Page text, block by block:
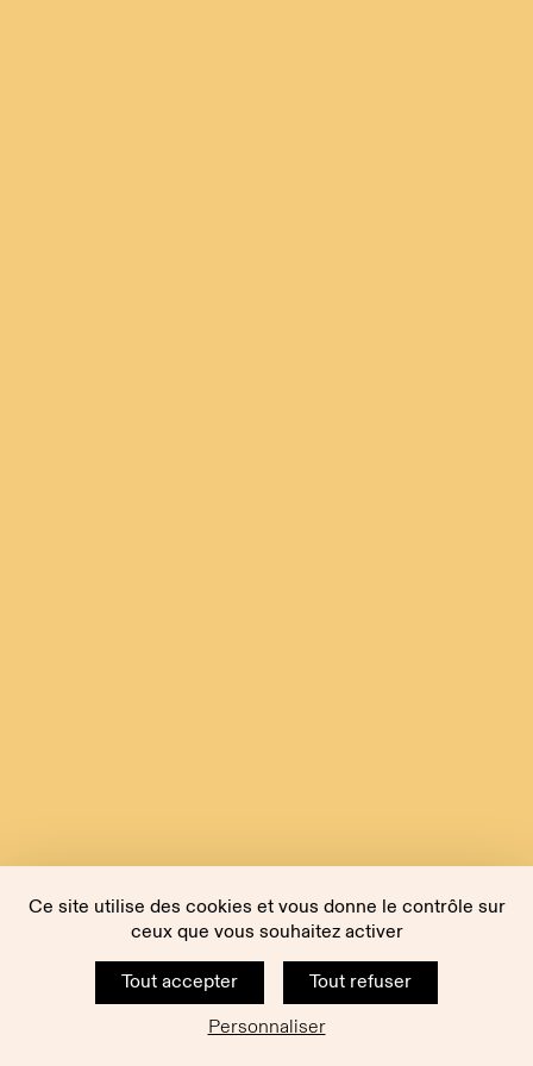
Ce site utilise des cookies et vous donne le contrôle sur
ceux que vous souhaitez activer
Tout accepter
Tout refuser
Personnaliser